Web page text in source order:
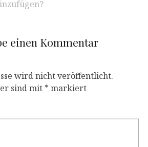
einen Kommentar
wird nicht veröffentlicht.
sind mit * markiert